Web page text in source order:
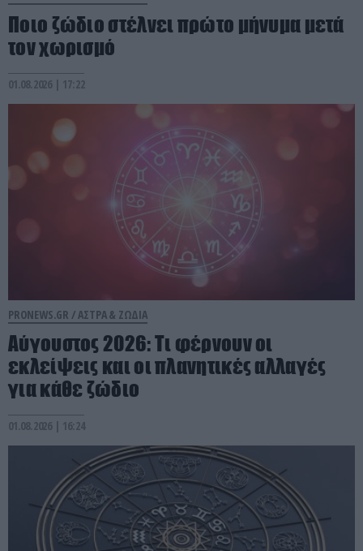
Ποιο ζώδιο στέλνει πρώτο μήνυμα μετά
τον χωρισμό
01.08.2026 | 17:22
PRONEWS.GR / ΑΣΤΡΑ & ΖΩΔΙΑ
Αύγουστος 2026: Τι φέρνουν οι
εκλείψεις και οι πλανητικές αλλαγές
για κάθε ζώδιο
01.08.2026 | 16:24